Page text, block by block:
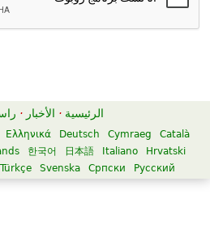
الرئيسية · الأخبار ·
Català
Cymraeg
Deutsch
Ελληνικά
Hrvatski
Italiano
日本語
한국어
Русский
Српски
Svenska
Türkçe